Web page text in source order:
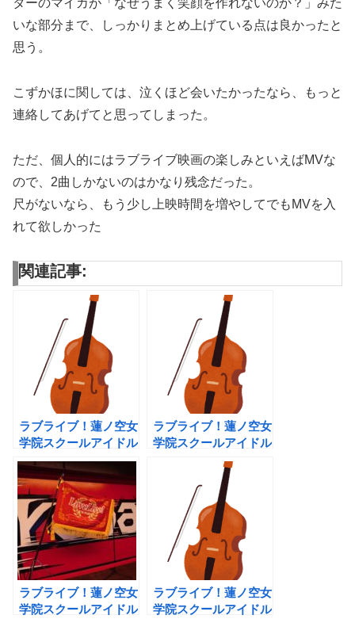
ターのマイカが「なぜうまく笑顔を作れないのか？」みた
いな部分まで、しっかりまとめ上げている点は良かったと
思う。
こずかほに関しては、泣くほど会いたかったなら、もっと
連絡してあげてと思ってしまった。
ただ、個人的にはラブライブ映画の楽しみといえばMVな
ので、2曲しかないのはかなり残念だった。
尺がないなら、もう少し上映時間を増やしてでもMVを入
れて欲しかった
関連記事:
ラブライブ！蓮ノ空女
学院スクールアイドル
クラブ 6th Live
Dream ～Bloom
Garden Party～Party
Stage Day1
ラブライブ！蓮ノ空女
学院スクールアイドル
クラブ OPENING
LIVE EVENT～Bloom
the Dream～
ラブライブ！蓮ノ空女
学院スクールアイドル
ラブライブ！蓮ノ空女
学院スクールアイドル